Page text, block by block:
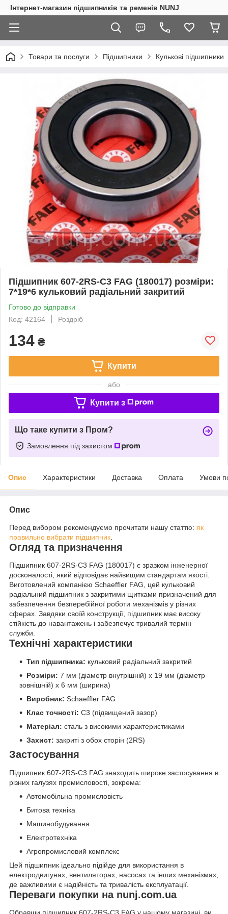
Інтернет-магазин підшипників та ременів NUNJ
Товари та послуги Підшипники Кулькові підшипники
Підшипник 607-2RS-C3 FAG (180017) розміри:
7*19*6 кульковий радіальний закритий
Готово до відправки
Код: 42164
Роздріб
134 ₴
Купити
або
Купити з
Що таке купити з Пром?
Замовлення під захистом
Опис Характеристики Доставка Оплата Умови
Опис
Перед вибором рекомендуємо прочитати нашу статтю: як
правильно вибрати підшипник
Огляд та призначення
Підшипник 607-2RS-C3 FAG (180017) є зразком інженерної
досконалості, який відповідає найвищим стандартам якості.
Виготовлений компанією Schaeffler FAG, цей кульковий
радіальний підшипник з закритими щитками призначений для
забезпечення безперебійної роботи механізмів у різних
сферах. Завдяки своїй конструкції, підшипник має високу
стійкість до навантажень і забезпечує тривалий термін
служби.
Технічні характеристики
Тип підшипника: кульковий радіальний закритий
Розміри: 7 мм (діаметр внутрішній) x 19 мм (діаметр
зовнішній) x 6 мм (ширина)
Виробник: Schaeffler FAG
Клас точності: C3 (підвищений зазор)
Матеріал: сталь з високими характеристиками
Захист: закриті з обох сторін (2RS)
Застосування
Підшипник 607-2RS-C3 FAG знаходить широке застосування в
різних галузях промисловості, зокрема:
Автомобільна промисловість
Битова техніка
Машинобудування
Електротехніка
Агропромисловий комплекс
Цей підшипник ідеально підійде для використання в
електродвигунах, вентиляторах, насосах та інших механізмах,
де важливими є надійність та тривалість експлуатації.
Переваги покупки на nunj.com.ua